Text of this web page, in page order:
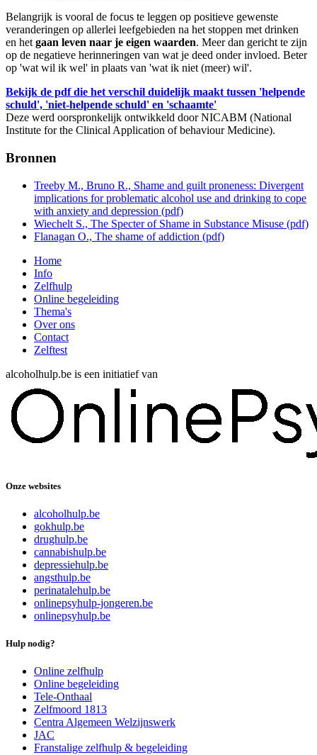
Belangrijk is vooral de focus te leggen op positieve gewenste
veranderingen op allerlei leefgebieden na het stoppen met drinken
en het gaan leven naar je eigen waarden. Meer dan gericht te zijn
op de negatieve herinneringen van wat je deed onder invloed. Beter
op 'wat wil ik wel' in plaats van 'wat ik niet (meer) wil'.
Bekijk de pdf die het verschil duidelijk maakt tussen 'helpende
schuld', 'niet-helpende schuld' en 'schaamte'
Deze werd oorspronkelijk ontwikkeld door NICABM (National
Institute for the Clinical Application of behaviour Medicine).
Bronnen
Treeby M., Bruno R., Shame and guilt proneness: Divergent
implications for problematic alcohol use and drinking to cope
with anxiety and depression (pdf)
Wiechelt S., The Specter of Shame in Substance Misuse (pdf)
Flanagan O., The shame of addiction (pdf)
Home
Info
Zelfhulp
Online begeleiding
Thema's
Over ons
Contact
Zelftest
alcoholhulp.be is een initiatief van
Onze websites
alcoholhulp.be
gokhulp.be
drughulp.be
cannabishulp.be
depressiehulp.be
angsthulp.be
perinatalehulp.be
onlinepsyhulp-jongeren.be
onlinepsyhulp.be
Hulp nodig?
Online zelfhulp
Online begeleiding
Tele-Onthaal
Zelfmoord 1813
Centra Algemeen Welzijnswerk
JAC
Franstalige zelfhulp & begeleiding